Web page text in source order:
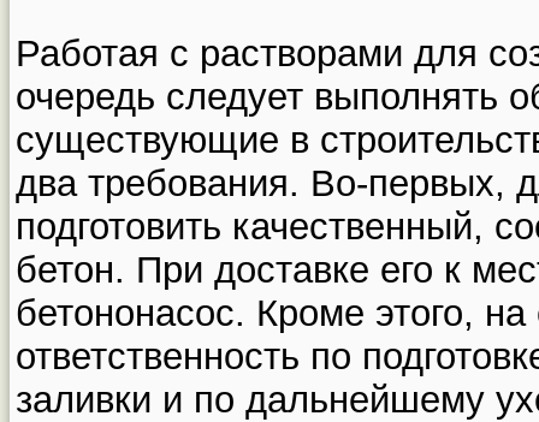
Работая с растворами для
очередь следует выполнять
существующие в
два требования. Во-первых,
подготовить качественный,
бетон. При доставке его к
бетононасос. Кроме этого,
ответственность по
заливки и по дальнейшему